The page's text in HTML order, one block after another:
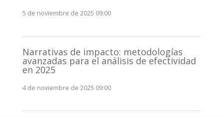
5 de noviembre de 2025 09:00
Narrativas de impacto: metodologías
avanzadas para el análisis de efectividad
en 2025
4 de noviembre de 2025 09:00